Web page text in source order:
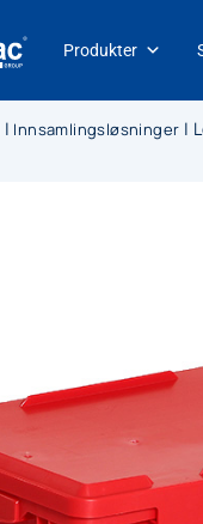
Produkter
| Innsamlingsløsninger |